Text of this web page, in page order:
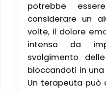
potrebbe
considerare un
volte, il dolore
intenso da
svolgimento
bloccandoti in
Un terapeuta